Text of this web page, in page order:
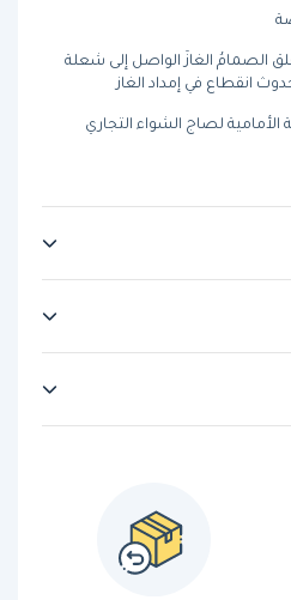
الغازَ الواصل إلى شعلة
انقطاع في إمداد الغاز
لصاج الشواء التجاري